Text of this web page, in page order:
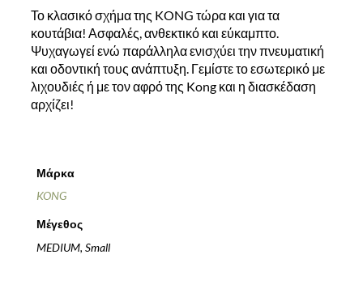
Το κλασικό σχήμα της KONG τώρα και για τα
κουτάβια! Ασφαλές, ανθεκτικό και εύκαμπτο.
Ψυχαγωγεί ενώ παράλληλα ενισχύει την πνευματική
και οδοντική τους ανάπτυξη. Γεμίστε το εσωτερικό με
λιχουδιές ή με τον αφρό της Kong και η διασκέδαση
αρχίζει!
Μάρκα
KONG
Μέγεθος
MEDIUM, Small